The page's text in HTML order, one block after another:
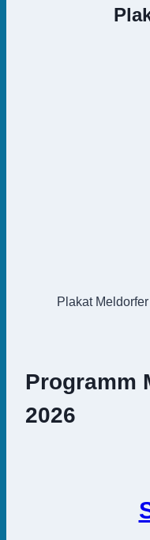
Plakat
Programm
2026